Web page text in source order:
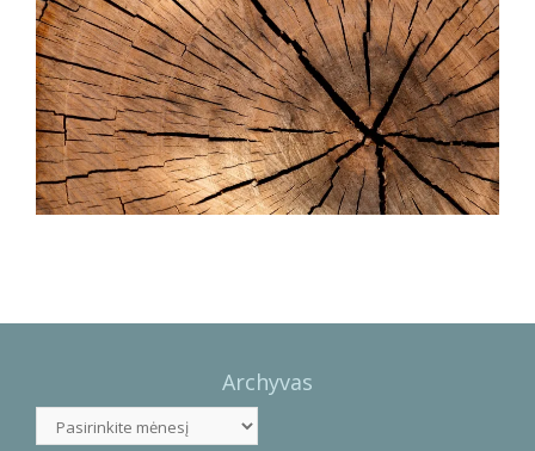
Navigation
Archyvas